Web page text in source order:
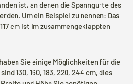
ist, an denen die Spanngurte des
Um ein Beispiel zu nennen: Das
cm ist im zusammengeklappten
Sie einige Möglichkeiten für die
130, 160, 183, 220, 244 cm, dies